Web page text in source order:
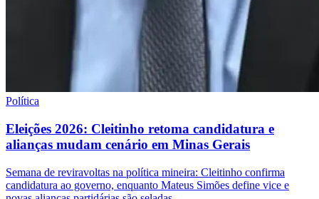
Política
Eleições 2026: Cleitinho retoma candidatura e
alianças mudam cenário em Minas Gerais
Semana de reviravoltas na política mineira: Cleitinho confirma
candidatura ao governo, enquanto Mateus Simões define vice e